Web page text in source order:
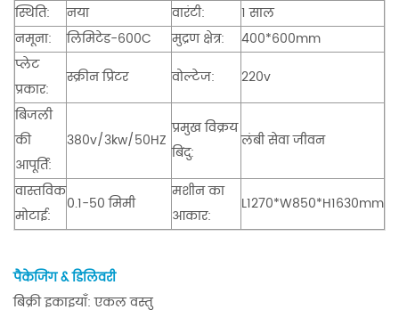
स्थिति:
नया वारंटी:
1 साल
नमूना:
लिमिटेड-600C मुद्रण क्षेत्र:
400*600mm
प्लेट
प्रकार:
स्क्रीन प्रिंटर वोल्टेज:
220v
बिजली
की
आपूर्ति:
380v/3kw/50HZ
प्रमुख विक्रय
बिंदु:
लंबी सेवा जीवन
वास्तविक
मोटाई:
0.1-50 मिमी
मशीन का
आकार:
L1270*W850*H1630mm
पैकेजिंग & डिलिवरी
बिक्री इकाइयाँ: एकल वस्तु